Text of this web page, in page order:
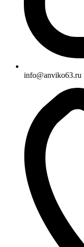
info@anviko63.ru